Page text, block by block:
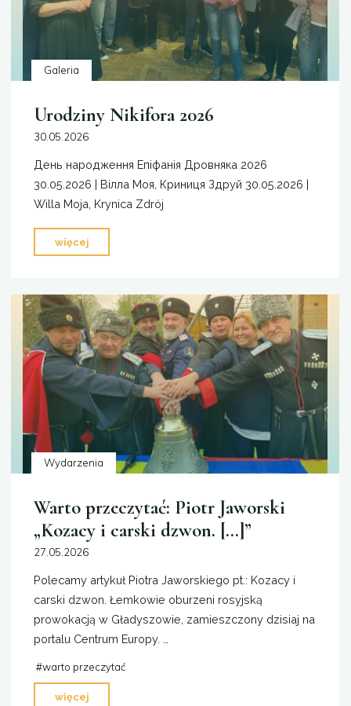
Galeria
Urodziny Nikifora 2026
30.05.2026
День народження Епіфанія Дровняка 2026
30.05.2026 | Віллa Моя, Криниця Здруй 30.05.2026 |
Willa Moja, Krynica Zdrój
więcej
Nikifora
Wydarzenia
Warto przeczytać: Piotr Jaworski
„Kozacy i carski dzwon. […]”
27.05.2026
Polecamy artykuł Piotra Jaworskiego pt.: Kozacy i
carski dzwon. Łemkowie oburzeni rosyjską
prowokacją w Gładyszowie, zamieszczony dzisiaj na
portalu Centrum Europy. …
#warto przeczytać
więcej